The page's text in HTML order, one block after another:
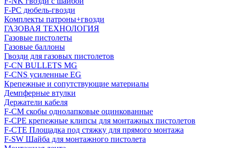
F-PC дюбель-гвозди
Комплекты патроны+гвозди
ГАЗОВАЯ ТЕХНОЛОГИЯ
Газовые пистолеты
Газовые баллоны
Гвозди для газовых пистолетов
F-CN BULLETS MG
F-CNS усиленные EG
Крепежные и сопутствующие материалы
Демпферные втулки
Держатели кабеля
F-CM скобы однолапковые оцинкованные
F-CPE крепежные клипсы для монтажных пистолетов
F-CTE Площадка под стяжку для прямого монтажа
F-SW Шайба для монтажного пистолета